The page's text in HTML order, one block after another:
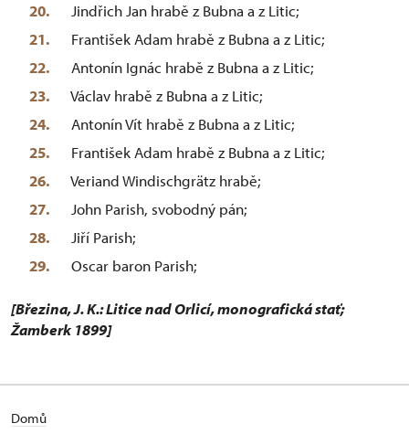
Jindřich Jan hrabě z Bubna a z Litic;
František Adam hrabě z Bubna a z Litic;
Antonín Ignác hrabě z Bubna a z Litic;
Václav hrabě z Bubna a z Litic;
Antonín Vít hrabě z Bubna a z Litic;
František Adam hrabě z Bubna a z Litic;
Veriand Windischgrätz hrabě;
John Parish, svobodný pán;
Jiří Parish;
Oscar baron Parish;
[Březina, J. K.: Litice nad Orlicí, monografická stať;
Žamberk 1899]
Domů